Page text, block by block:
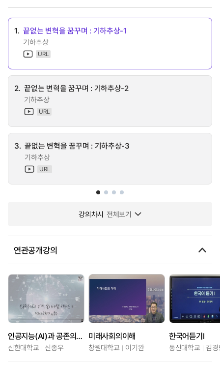
1. 끝없는 변혁을 꿈꾸며 : 기하추상-1
기하추상
URL
2. 끝없는 변혁을 꿈꾸며 : 기하추상-2
기하추상
URL
3. 끝없는 변혁을 꿈꾸며 : 기하추상-3
기하추상
URL
강의차시 전체보기
연관공개강의
인공지능(AI)과 공존의 시대, 알아야할 키워드
신한대학교 신종우
미래사회의이해
창원대학교 이기완
한국어듣기Ⅰ
동신대학교 김